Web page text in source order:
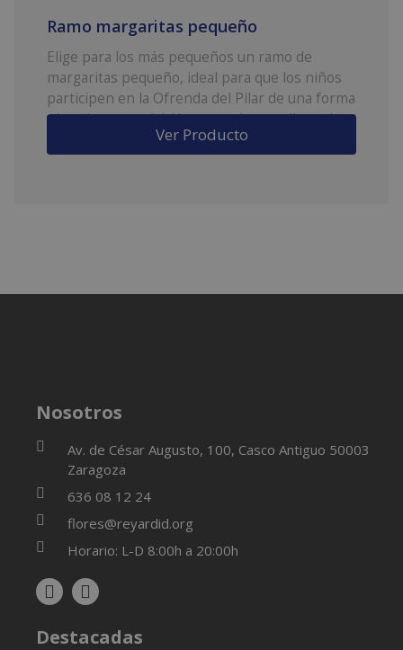
Ramo margaritas pequeño
Elige para los más pequeños un ramo de
margaritas pequeño, ideal para que los niños
participen en la Ofrenda del Pilar de una forma
cómoda y especial. Un gesto tierno y lleno de
significado que convierte su ofrenda en un
momento inolvidable. Perfecto para que vivan
Ver Producto
Nosotros
Av. de César Augusto, 100, Casco Antiguo 50003
Zaragoza
636 08 12 24
flores@reyardid.org
Horario: L-D 8:00h a 20:00h
Destacadas